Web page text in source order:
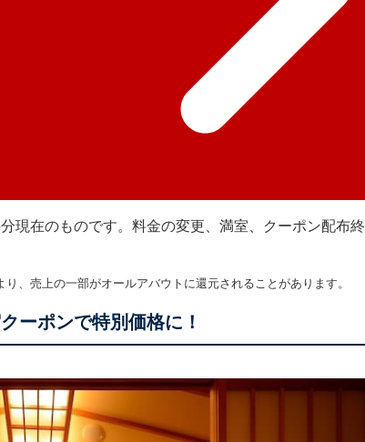
現在のものです。料金の変更、満室、クーポン配布終
、売上の一部がオールアバウトに還元されることがあります。
ーポンで特別価格に！